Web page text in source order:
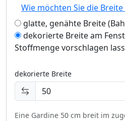
Wie möchten Sie die
glatte, genähte Breite
dekorierte Breite am
Stoffmenge vorschlagen
dekorierte Breite
Eine Gardine 50 cm breit im